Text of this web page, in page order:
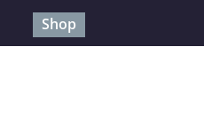
Shop